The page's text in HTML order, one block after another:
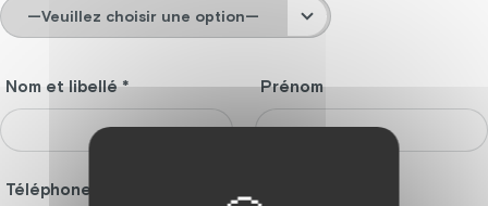
Nom et libellé * Prénom
Téléphone *